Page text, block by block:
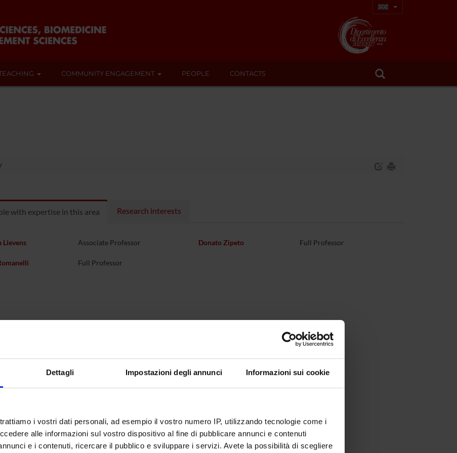
Dettagli Impostazioni degli annunci Informazioni sui cookie
trattiamo i vostri dati personali, ad esempio il vostro numero IP, utilizzando tecnologie come i
alle informazioni sul vostro dispositivo al fine di pubblicare annunci e contenuti
e i contenuti, ricercare il pubblico e sviluppare i servizi. Avete la possibilità di scegliere
COMMUNITY ENGAGEMENT PEOPLE CONTACTS
with expertise in this area Research interests
Lievens Associate Professor
Full Professor
Donato Zipeto Full Professor